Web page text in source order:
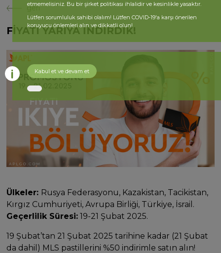
geri
FİYATI YARIYA İNDİRDİK!
Ülkeler: Rusya Federasyonu, Kazakistan, Tacikistan,
Kırgız Cumhuriyeti, Avrupa Birliği, Türkiye, İsrail.
Geçerlilik Süresi: 19-21 Şubat 2025.
19 Şubat’tan 21 Şubat 2025 tarihine kadar (21 Şubat
da dahil) MLS pastillerini %50 indirimle satın alın!
etmemelisiniz. Bu bir şirket politikası ihlalidir ve kesinlikle yasaktır.
Lütfen sorumluluk sahibi olalım! Lütfen COVID-19'a karşı önerilen
koruyucu önlemleri alın ve dikkatli olun!
Kabul et ve devam et